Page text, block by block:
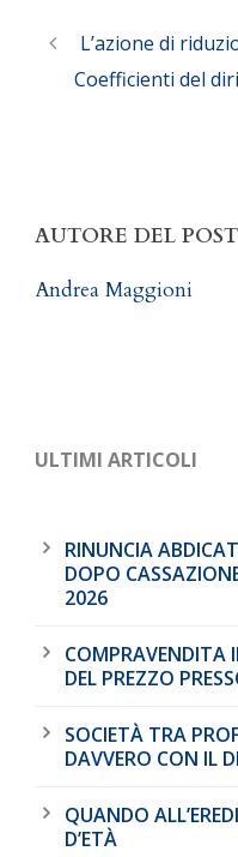
L’azione di
Coefficienti del
AUTORE DEL POST
Andrea Maggioni
ULTIMI ARTICOLI
RINUNCIA
DOPO
2026
COMPRAVENDITA
DEL PREZZO
SOCIETÀ TRA
DAVVERO CON IL
QUANDO
D’ETÀ